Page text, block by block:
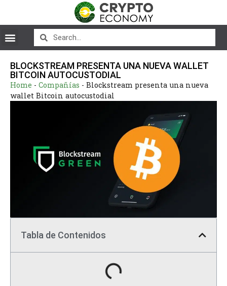
BLOCKSTREAM PRESENTA UNA NUEVA WALLET
BITCOIN AUTOCUSTODIAL
Home - Compañías - Blockstream presenta una nueva
wallet Bitcoin autocustodial
Tabla de Contenidos